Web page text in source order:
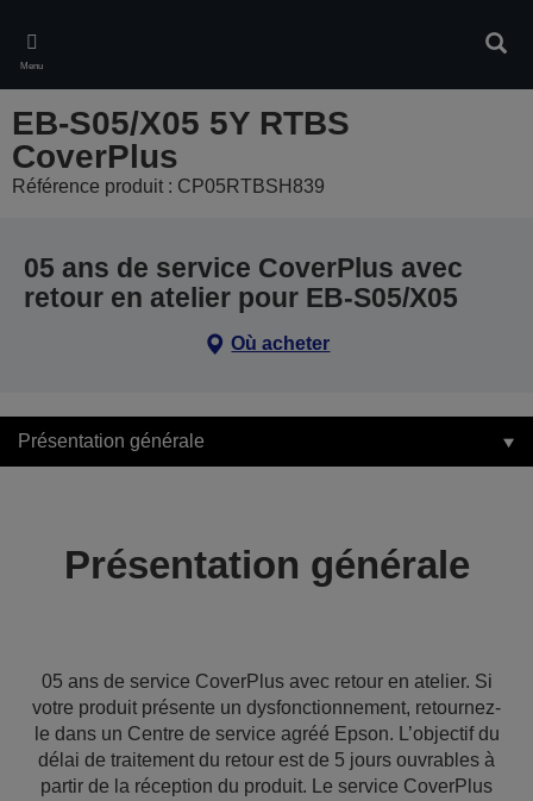
main
content
Menu
EB-S05/X05 5Y RTBS
CoverPlus
Référence produit : CP05RTBSH839
05 ans de service CoverPlus avec
retour en atelier pour EB-S05/X05
Où acheter
Présentation générale
Présentation générale
05 ans de service CoverPlus avec retour en atelier. Si
votre produit présente un dysfonctionnement, retournez-
le dans un Centre de service agréé Epson. L’objectif du
délai de traitement du retour est de 5 jours ouvrables à
partir de la réception du produit. Le service CoverPlus